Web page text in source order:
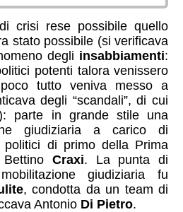
crisi rese possibile quello
stato possibile (si verificava
degli insabbiamenti:
potenti talora venissero
tutto veniva messo a
degli “scandali”, di cui
parte in grande stile una
giudiziaria a carico di
politici di primo della Prima
Craxi. La punta di
giudiziaria fu
, condotta da un team di
Antonio Di Pietro.